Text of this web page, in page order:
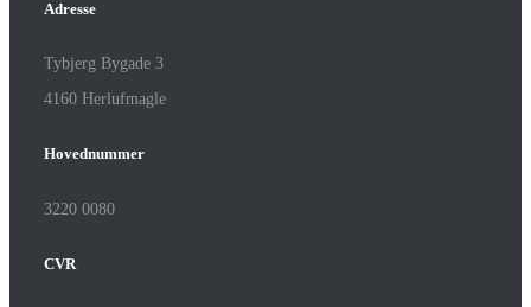
Adresse
Tybjerg Bygade 3
4160 Herlufmagle
Hovednummer
3220 0080
CVR